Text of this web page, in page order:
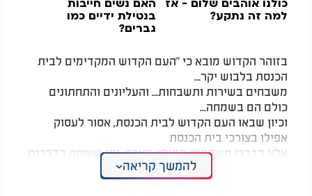
כולנו אוהבים שלום - אז
למה זה נתקע?
האם נשים חייבות
בנטילת ידיים כמו
גברים?
בזוהר הקדוש מובא כי "העם הקדוש המקדימים לבית
הכנסת בלבוש יקר...
משבחים בשירות ותשבחות... והעליונים והתחתונים
כולם הם בשמחה...
וכיון שבאו העם הקדוש לבית הכנסת, אסור לעסוק
אפילו בצורכי בית הכנסת
אלא בדברי תשבחות תפילה ותורה. ומי שעוסק בדברים
אחרים ובדברי העולם -
זה מחלל שבת ואין לו חלק בעם ישראל.
להמשך קריאה